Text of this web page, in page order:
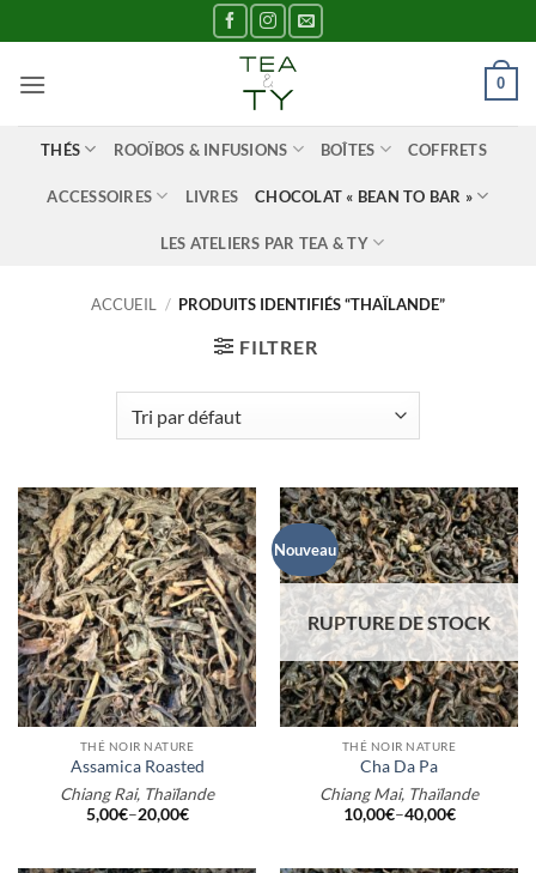
au
contenu
0
THÉS ROOÏBOS & INFUSIONS BOÎTES COFFRETS
ACCESSOIRES LIVRES CHOCOLAT « BEAN TO BAR »
LES ATELIERS PAR TEA & TY
ACCUEIL / PRODUITS IDENTIFIÉS “THAÏLANDE”
FILTRER
THÉ NOIR NATURE
Assamica Roasted
Chiang Rai, Thaïlande
5,00€–20,00€
Nouveau
RUPTURE DE STOCK
THÉ NOIR NATURE
Cha Da Pa
Chiang Mai, Thaïlande
10,00€–40,00€